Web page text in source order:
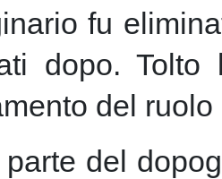
fu
dopo.
del
del